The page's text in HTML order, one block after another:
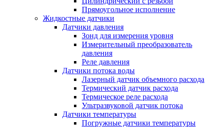
Прямоугольное исполнение
Жидкостные датчики
Датчики давления
Зонд для измерения уровня
Измерительный преобразователь
давления
Реле давления
Датчики потока воды
Лазерный датчик объемного расхода
Термический датчик расхода
Термическое реле расхода
Ультразвуковой датчик потока
Датчики температуры
Погружные датчики температуры